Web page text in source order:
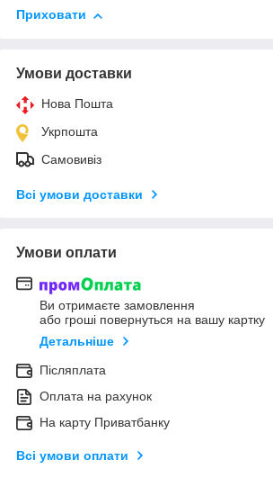
Приховати
Умови доставки
Нова Пошта
Укрпошта
Самовивіз
Всі умови доставки
Умови оплати
Ви отримаєте замовлення
або гроші повернуться на вашу картку
Детальніше
Післяплата
Оплата на рахунок
На карту Приватбанку
Всі умови оплати